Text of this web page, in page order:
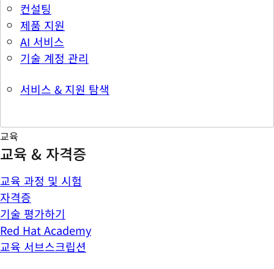
컨설팅
제품 지원
AI 서비스
기술 계정 관리
서비스 & 지원 탐색
교육
교육 & 자격증
교육 과정 및 시험
자격증
기술 평가하기
Red Hat Academy
교육 서브스크립션